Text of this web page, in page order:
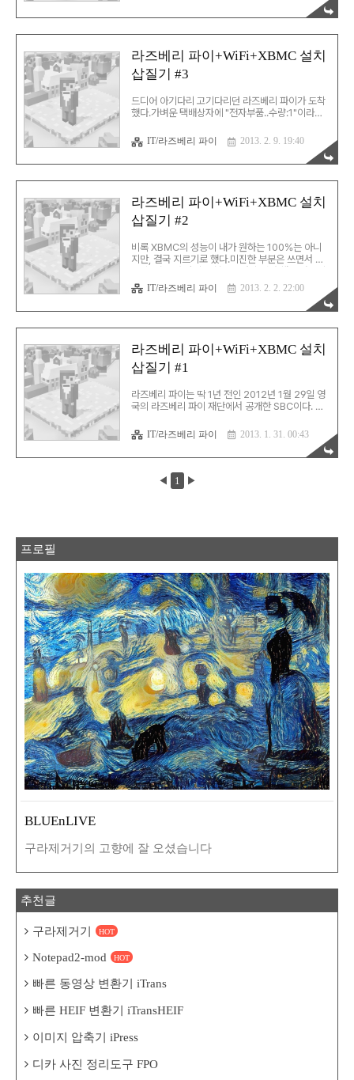
내가 선택한 건 Win32 Disk Imager. 다음으로 이
내가 최종적으로 선택한 것은 Raspbmc. 이 중
Network Image를 다운받아 설치했다. 커피나 한
잔 하라는데… 더치 드립이라도 내릴 수 있을 만한
긴 시간이 걸렸다. 그래서, 라면을 끓였다… ㅋㅋㅋ
동되는 것을 확인했다. 다음으로 설치한 건 무선 네
트워크 모듈. 우선 XBMC를 종..
라즈베리 파이+WiFi+XBMC 설치
삽질기 #3
드디어 아기다리 고기다리던 라즈베리 파이가 도착
했다.가벼운 택배상자에 "전자부품..수량:1"이라고
열자 두두둥! 마지막으로 포장 비닐을 벗기자 위용
이 드러난다. 라즈베리 파이! 사전에 구입한 케이스
와 방열판을 조립하니 아래와 같다. 이리하여 라즈
IT/라즈베리 파이 2013. 2. 9. 19:40
라즈베리 파이+WiFi+XBMC 설치
삽질기 #2
비록 XBMC의 성능이 내가 원하는 100%는 아니
지만, 결국 지르기로 했다.미진한 부분은 쓰면서 채
리 파이는 해외에서 직도입하거나 구매대행을 해야
만 했다.하지만, 지금은 무려 옥션에서도 구매할 수
있게 되었다. 만세! 국내에서 구매할 수 있는 곳이 세
똑같다.그래서, 옥션에서 그냥 지르기로 했다. 근데,
라즈베리 파이는 케이스가 포함되어있지 않다.그래
서 별도로 구입할 필요가 있다.그리고, 사는 김에 방
열판도 같이 구입… 그런데, 우리집 환경은 라즈베리
파이를 무선 LAN에서 사용해야 한다.그래서 라즈
베리 파이에 연결 가능한 것을 하나 구입하기로 했
다.선택한 제품은 ipTime의 NCUBIC. 이렇게 ..
IT/라즈베리 파이 2013. 2. 2. 22:00
라즈베리 파이+WiFi+XBMC 설치
삽질기 #1
라즈베리 파이는 딱 1년 전인 2012년 1월 29일 영
국의 라즈베리 파이 재단에서 공개한 SBC이다. 저
만, 그닥 관심을 두지 않았다.이게 있다고 딱히 뭘 할
수 있을 것 같지 않았기 때문이다. 그런데, 내 티비와
PC 구성을 보니, 이거 하나면 현재 구성의 문제를
지존 XBMC가 이 라즈베리 파이에서 돌아가기 때
문이었다. 그래서, 이걸 구성하기로 하고, 설치를 준
집에 남는 SD 메모리가 있는지 뒤져봤다. 4기가 둘,
IT/라즈베리 파이 2013. 1. 31. 00:43
◀ 1 ▶
프로필
BLUEnLIVE
구라제거기의 고향에 잘 오셨습니다
추천글
구라제거기 HOT
Notepad2-mod HOT
빠른 동영상 변환기 iTrans
빠른 HEIF 변환기 iTransHEIF
이미지 압축기 iPress
디카 사진 정리도구 FPO